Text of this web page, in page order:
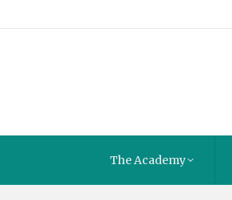
The Academy